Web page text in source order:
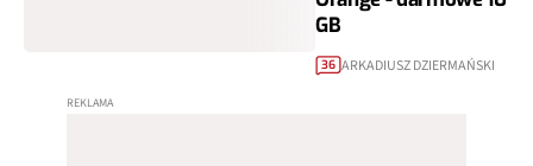
GB
36 ARKADIUSZ DZIERMAŃSKI